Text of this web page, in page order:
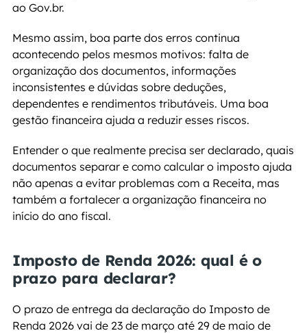
ao Gov.br.
Mesmo assim, boa parte dos erros continua
acontecendo pelos mesmos motivos: falta de
organização dos documentos, informações
inconsistentes e dúvidas sobre deduções,
dependentes e rendimentos tributáveis. Uma boa
gestão financeira ajuda a reduzir esses riscos.
Entender o que realmente precisa ser declarado, quais
documentos separar e como calcular o imposto ajuda
não apenas a evitar problemas com a Receita, mas
também a fortalecer a organização financeira no
início do ano fiscal.
Imposto de Renda 2026: qual é o
prazo para declarar?
O prazo de entrega da declaração do Imposto de
Renda 2026 vai de 23 de março até 29 de maio de